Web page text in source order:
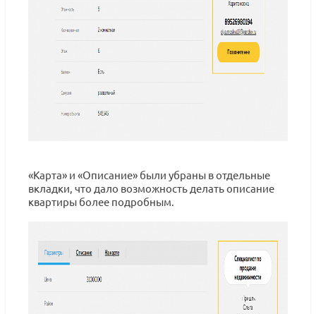
«Карта» и «Описание» были убраны в отдельные
вкладки, что дало возможность делать описание
квартиры более подробным.